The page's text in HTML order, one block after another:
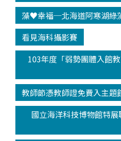
藻♥幸福─北海道阿寒湖綠
看見海科攝影賽
103年度「弱勢團體入館
教師節憑教師證免費入主題
國立海洋科技博物館特